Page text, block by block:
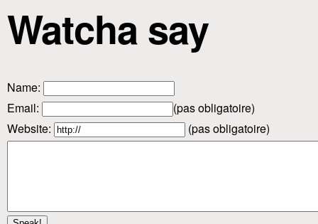
Watcha say
Name:
Email:
(pas obligatoire)
Website:
(pas obligatoire)